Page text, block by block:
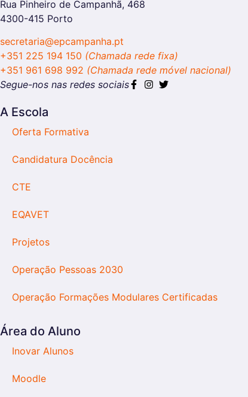
Rua Pinheiro de Campanhã, 468
4300-415 Porto
secretaria@epcampanha.pt
+351 225 194 150 (Chamada rede fixa)
+351 961 698 992 (Chamada rede móvel nacional)
Segue-nos nas redes sociais
A Escola
Oferta Formativa
Candidatura Docência
CTE
EQAVET
Projetos
Operação Pessoas 2030
Operação Formações Modulares Certificadas
Área do Aluno
Inovar Alunos
Moodle